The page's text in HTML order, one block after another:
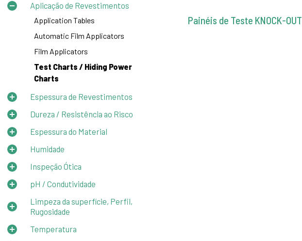
Aplicação de Revestimentos
Application Tables
Automatic Film Applicators
Film Applicators
Test Charts / Hiding Power
Charts
Espessura de Revestimentos
Dureza / Resistência ao Risco
Espessura do Material
Humidade
Inspeção Ótica
pH / Condutividade
Limpeza da superfície, Perfil,
Rugosidade
Temperatura
Painéis de Teste KNOCK-OUT